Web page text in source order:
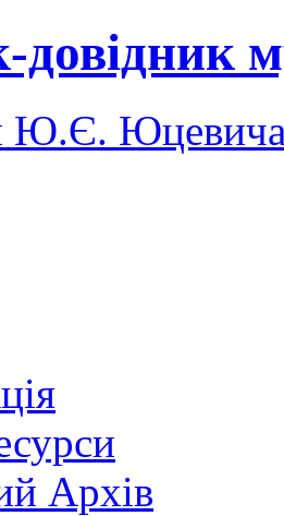
Ю.Є.
Архів